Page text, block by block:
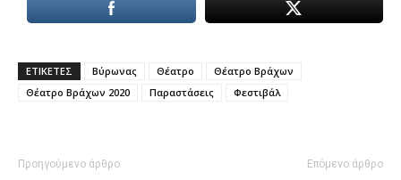
ΕΤΙΚΕΤΕΣ Βύρωνας Θέατρο
Θέατρο Βράχων
Θέατρο Βράχων 2020
Παραστάσεις Φεστιβάλ
Προηγούμενο άρθρο Επόμενο άρθρο